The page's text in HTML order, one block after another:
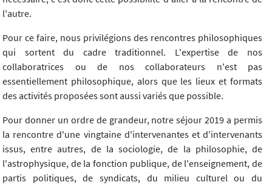
l'autre.
Pour ce faire, nous privilégions des rencontres philosophiques
qui sortent du cadre traditionnel. L'expertise de nos
collaboratrices ou de nos collaborateurs n'est pas
essentiellement philosophique, alors que les lieux et formats
des activités proposées sont aussi variés que possible.
Pour donner un ordre de grandeur, notre séjour 2019 a permis
la rencontre d'une vingtaine d'intervenantes et d'intervenants
issus, entre autres, de la sociologie, de la philosophie, de
l'astrophysique, de la fonction publique, de l'enseignement, de
partis politiques, de syndicats, du milieu culturel ou du